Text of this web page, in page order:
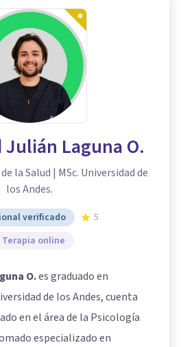
Julián Laguna O.
la Salud | MSc. Universidad de
los Andes.
verificado
5
Terapia online
O.es graduado en
de los Andes, cuenta
en el área de la Psicología
especializado en